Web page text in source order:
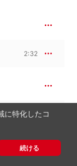
2:32
3:48
13:34
に特化したコ
続ける